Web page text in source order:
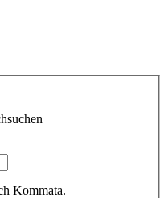
Kommata.